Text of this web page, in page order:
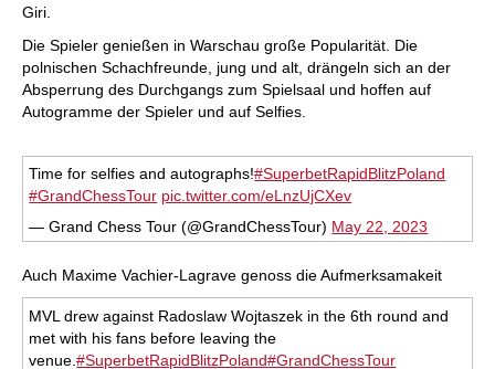
Giri.
Die Spieler genießen in Warschau große Popularität. Die
polnischen Schachfreunde, jung und alt, drängeln sich an der
Absperrung des Durchgangs zum Spielsaal und hoffen auf
Autogramme der Spieler und auf Selfies.
Time for selfies and autographs!#SuperbetRapidBlitzPoland
#GrandChessTour pic.twitter.com/eLnzUjCXev
— Grand Chess Tour (@GrandChessTour) May 22, 2023
Auch Maxime Vachier-Lagrave genoss die Aufmerksamakeit
MVL drew against Radoslaw Wojtaszek in the 6th round and
met with his fans before leaving the
venue.#SuperbetRapidBlitzPoland#GrandChessTour